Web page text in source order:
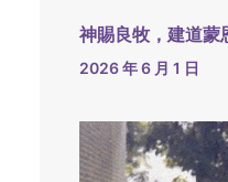
神賜良牧，建道蒙
2026 年 6 月 1 日